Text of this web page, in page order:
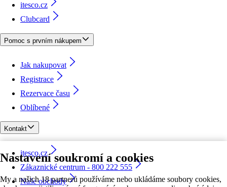
Nastavení soukromí a cookies
My a našich 18 partnerů používáme nebo ukládáme soubory cookies,
itesco.cz
Clubcard
Pomoc s prvním nákupem
Jak nakupovat
Registrace
Rezervace času
Oblíbené
Kontakt
itesco.cz
Zákaznické centrum - 800 222 555
Naše obchody